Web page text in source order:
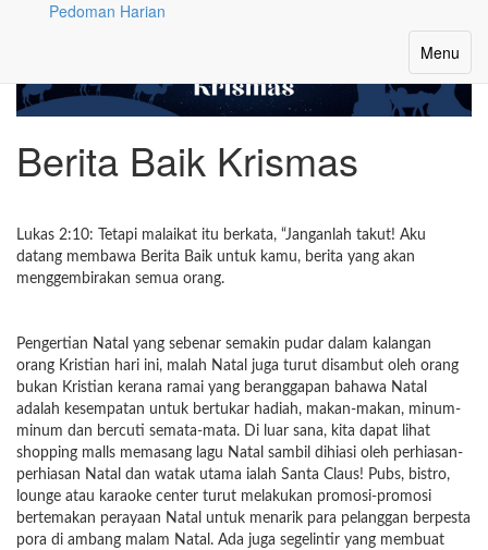
Pedoman Harian
Toggle
Menu
Berita Baik Krismas
Lukas 2:10: Tetapi malaikat itu berkata, “Janganlah takut! Aku
datang membawa Berita Baik untuk kamu, berita yang akan
menggembirakan semua orang.
Pengertian Natal yang sebenar semakin pudar dalam kalangan
orang Kristian hari ini, malah Natal juga turut disambut oleh orang
bukan Kristian kerana ramai yang beranggapan bahawa Natal
adalah kesempatan untuk bertukar hadiah, makan-makan, minum-
minum dan bercuti semata-mata. Di luar sana, kita dapat lihat
shopping malls memasang lagu Natal sambil dihiasi oleh perhiasan-
perhiasan Natal dan watak utama ialah Santa Claus! Pubs, bistro,
lounge atau karaoke center turut melakukan promosi-promosi
bertemakan perayaan Natal untuk menarik para pelanggan berpesta
pora di ambang malam Natal. Ada juga segelintir yang membuat